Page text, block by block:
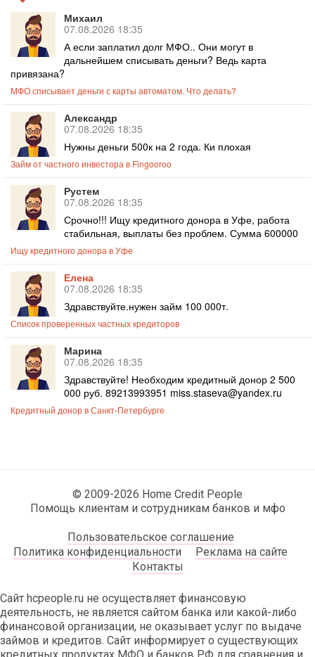
Михаил
07.08.2026 18:35
А если заплатил долг МФО.. Они могут в
дальнейшем списывать деньги? Ведь карта
привязана?
МФО списывает деньги с карты автоматом. Что делать?
Александр
07.08.2026 18:35
Нужны деньги 500к на 2 года. Ки плохая
Займ от частного инвестора в Fingooroo
Рустем
07.08.2026 18:35
Срочно!!! Ищу кредитного донора в Уфе, работа
стабильная, выплаты без проблем. Сумма 600000
Ищу кредитного донора в Уфе
Елена
07.08.2026 18:35
Здравствуйте.нужен займ 100 000т.
Список проверенных частных кредиторов
Марина
07.08.2026 18:35
Здравствуйте! Необходим кредитный донор 2 500
000 руб. 89213993951 miss.staseva@yandex.ru
Кредитный донор в Санкт-Петербурге
© 2009-2026 Home Credit People
Помощь клиентам и сотрудникам банков и мфо
Пользовательское соглашение
Политика конфиденциальности
Реклама на сайте
Контакты
Сайт hcpeople.ru не осуществляет финансовую
деятельность, не является сайтом банка или какой-либо
финансовой организации, не оказывает услуг по выдаче
займов и кредитов. Сайт информирует о существующих